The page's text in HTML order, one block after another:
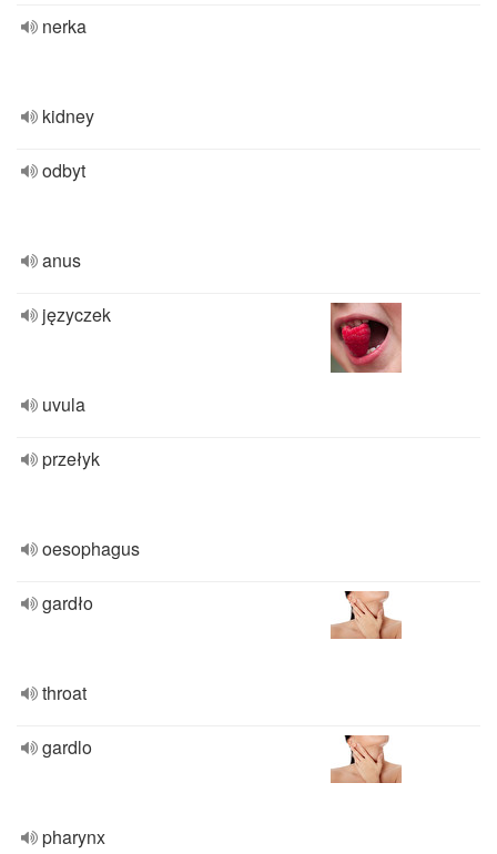
nerka
kidney
odbyt
anus
języczek
uvula
przełyk
oesophagus
gardło
throat
gardlo
pharynx